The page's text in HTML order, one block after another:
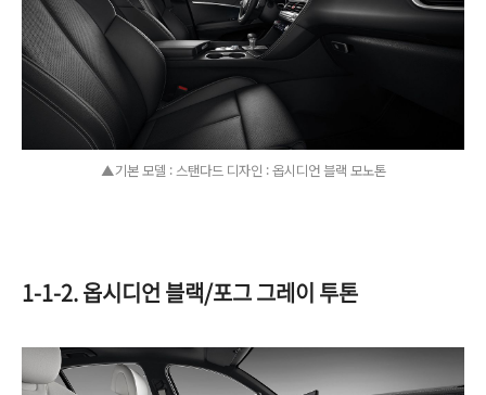
▲기본 모델 : 스탠다드 디자인 : 옵시디언 블랙 모노톤
1-1-2. 옵시디언 블랙/포그 그레이 투톤